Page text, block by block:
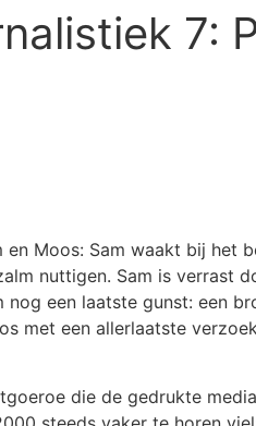
7:
Moos: Sam waakt bij
nuttigen. Sam is verrast
een laatste gunst: een
een allerlaatste
die de gedrukte